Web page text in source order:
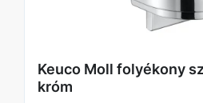
Keuco Moll folyékony
króm